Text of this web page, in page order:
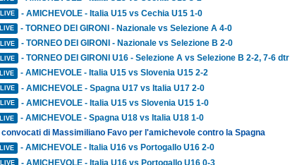
LIVE - AMICHEVOLE - Italia U15 vs Cechia U15 1-0
LIVE - TORNEO DEI GIRONI - Nazionale vs Selezione A 4-0
LIVE - TORNEO DEI GIRONI - Nazionale vs Selezione B 2-0
LIVE - TORNEO DEI GIRONI U16 - Selezione A vs Selezione B 2-2, 7-6 dtr
LIVE - AMICHEVOLE - Italia U15 vs Slovenia U15 2-2
LIVE - AMICHEVOLE - Spagna U17 vs Italia U17 2-0
LIVE - AMICHEVOLE - Italia U15 vs Slovenia U15 1-0
LIVE - AMICHEVOLE - Spagna U18 vs Italia U18 1-0
I convocati di Massimiliano Favo per l'amichevole contro la Spagna
LIVE - AMICHEVOLE - Italia U16 vs Portogallo U16 2-0
LIVE - AMICHEVOLE - Italia U16 vs Portogallo U16 0-3